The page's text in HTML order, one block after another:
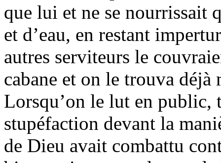
que lui et ne se nourrissait
et d’eau, en restant
autres serviteurs le
cabane et on le trouva
Lorsqu’on le lut en public,
stupéfaction devant la
de Dieu avait combattu